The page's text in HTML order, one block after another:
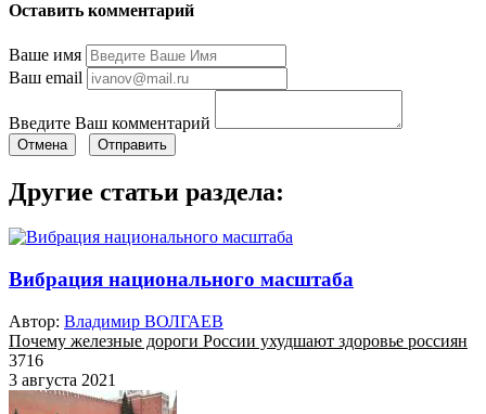
Оставить комментарий
Ваше имя
Ваш email
Введите Ваш комментарий
Отмена Отправить
Другие статьи раздела:
Вибрация национального масштаба
Автор: Владимир ВОЛГАЕВ
Почему железные дороги России ухудшают здоровье россиян
3716
3 августа 2021